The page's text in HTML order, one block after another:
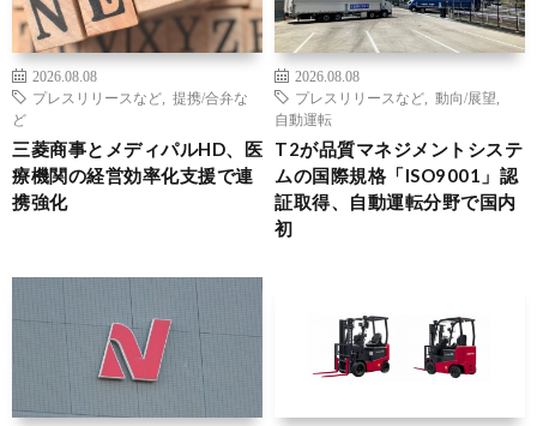
2026.08.08
プレスリリースなど
提携/合弁な
ど
三菱商事とメディパルHD、医
療機関の経営効率化支援で連
携強化
2026.08.08
プレスリリースなど
動向/展望
自動運転
T2が品質マネジメントシステ
ムの国際規格「ISO9001」認
証取得、自動運転分野で国内
初